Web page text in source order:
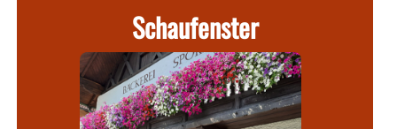
Schaufenster